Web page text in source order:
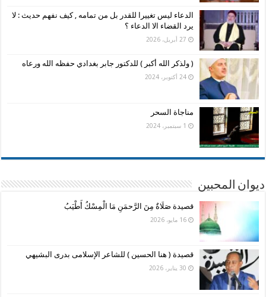
الدعاء ليس تغييرا للقدر بل من تمامه , كيف نفهم حديث : لا
يرد القضاء الا الدعاء ؟
27 أبريل، 2026
( ولذكر الله أكبر ) للدكتور جابر بغدادي حفظه الله ورعاه
24 أكتوبر، 2024
مناجاة السحر
1 سبتمبر، 2024
ديوان المحبين
قصيدة صَلَاةٌ مِنَ الرَّحمَنِ مَا الْمِسْكُ أَطْيَبُ
16 مايو، 2026
قصيدة ( هنا الحسين ) للشاعر الإسلامى بدرى البشيهي
30 يناير، 2026